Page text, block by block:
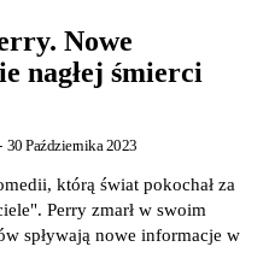
Nowe
nagłej śmierci
30 Października 2023
którą świat pokochał za
Perry zmarł w swoim
spływają nowe informacje w